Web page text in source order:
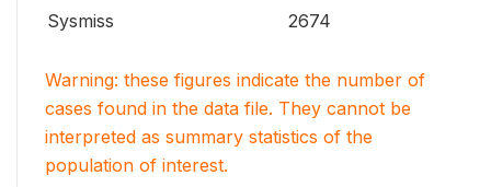
Sysmiss 2674
Warning: these figures indicate the number of
cases found in the data file. They cannot be
interpreted as summary statistics of the
population of interest.